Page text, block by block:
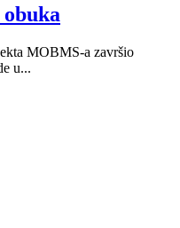
MOBMS-a završio
u...